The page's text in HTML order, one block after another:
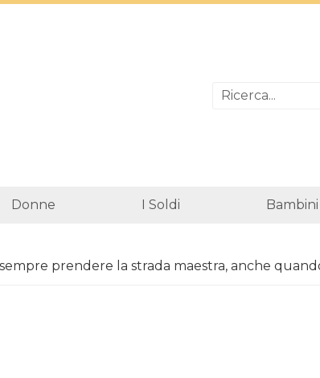
Donne I Soldi Bambini
prendere la strada maestra, anche